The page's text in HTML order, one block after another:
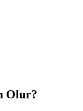
Olur?